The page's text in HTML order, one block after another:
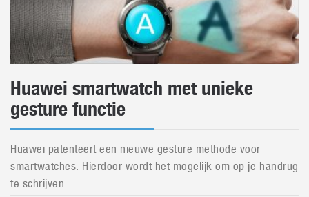
Huawei smartwatch met unieke
gesture functie
Huawei patenteert een nieuwe gesture methode voor
smartwatches. Hierdoor wordt het mogelijk om op je handrug
te schrijven....